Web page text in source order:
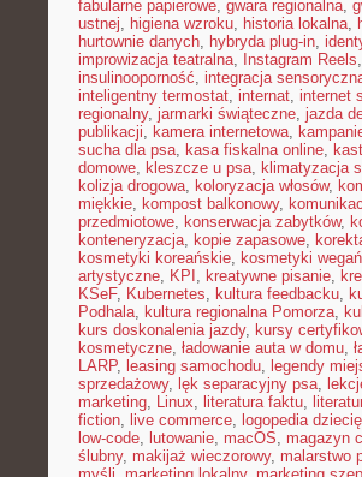
fabularne papierowe, gwara regionalna,
ustnej, higiena wzroku, historia lokalna,
hurtownie danych, hybryda plug-in,
improwizacja teatralna, Instagram Reels,
insulinooporność, integracja
inteligentny termostat, internat, internet
regionalny, jarmarki świąteczne, jazda
publikacji, kamera internetowa,
sucha dla psa, kasa fiskalna online,
domowe, kleszcze u psa, klimatyzacja
kolizja drogowa, koloryzacja włosów,
miękkie, kompost balkonowy,
przedmiotowe, konserwacja zabytków,
konteneryzacja, kopie zapasowe,
kosmetyki koreańskie, kosmetyki
artystyczne, KPI , kreatywne pisanie,
KSeF, Kubernetes, kultura feedbacku,
Podhala, kultura regionalna Pomorza,
kurs doskonalenia jazdy, kursy
kosmetyczne, ładowanie auta w domu,
LARP, leasing samochodu, legendy
sprzedażowy, lęk separacyjny psa,
marketing, Linux, literatura faktu,
fiction, live commerce, logopedia
low-code, lutowanie, macOS, magazyn
ślubny, makijaż wieczorowy, malarstwo